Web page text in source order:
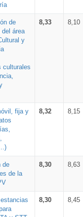
de
área
y
culturales
8,33 8,10
fija y
8,32 8,15
de
de la
8,30 8,63
8,30 8,45